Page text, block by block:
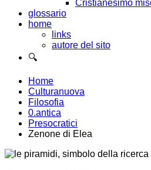
Cristianesimo
glossario
home
links
autore del sito
🔍
Home
Culturanuova
Filosofia
0.antica
Presocratici
Zenone di Elea